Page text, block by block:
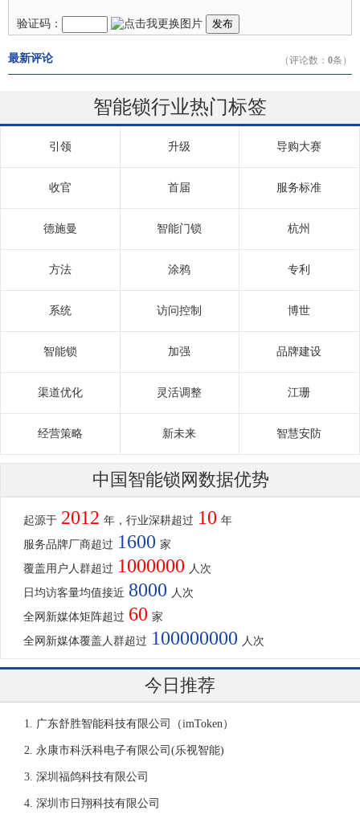
验证码： 发布
最新评论 （评论数： 0条）
智能锁行业热门标签
引领 升级 导购大赛
收官 首届 服务标准
德施曼 智能门锁 杭州
方法 涂鸦 专利
系统 访问控制 博世
智能锁 加强 品牌建设
渠道优化 灵活调整 江珊
经营策略 新未来 智慧安防
中国智能锁网数据优势
起源于 2012 年，行业深耕超过 10 年
服务品牌厂商超过 1600 家
覆盖用户人群超过 1000000 人次
日均访客量均值接近 8000 人次
全网新媒体矩阵超过 60 家
全网新媒体覆盖人群超过 100000000 人次
今日推荐
广东舒胜智能科技有限公司（imToken）
永康市科沃科电子有限公司(乐视智能)
深圳福鸽科技有限公司
深圳市日翔科技有限公司